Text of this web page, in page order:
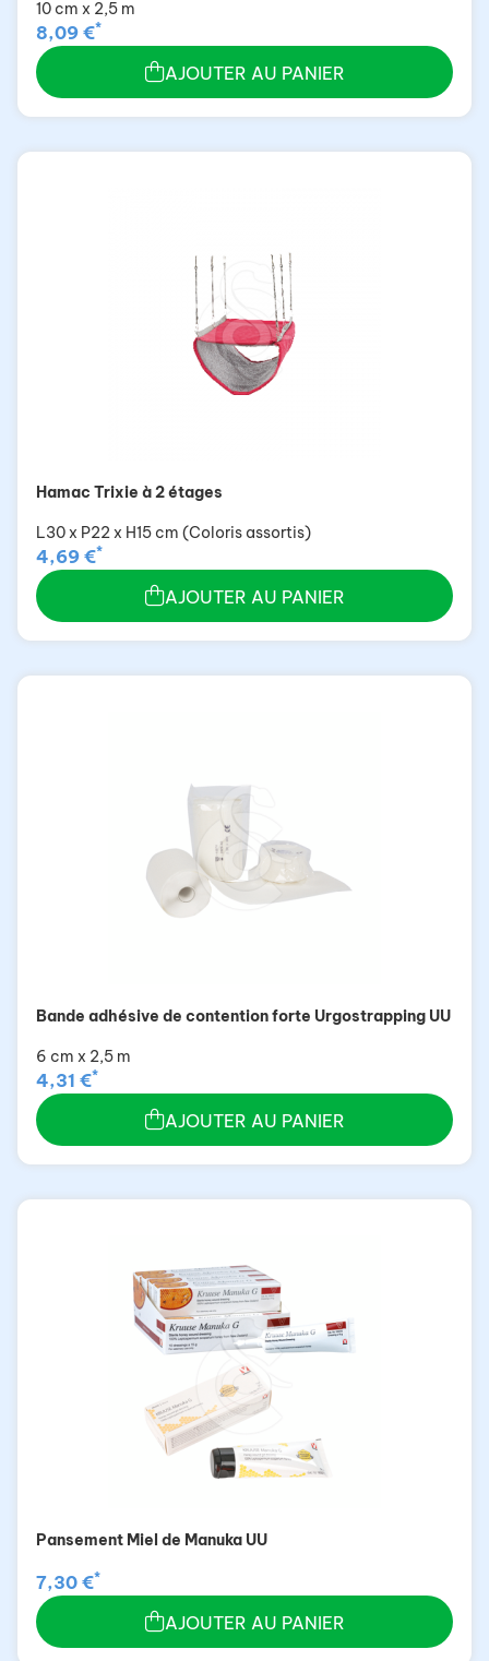
10 cm x 2,5 m
8,09 €*
AJOUTER AU PANIER
Hamac Trixie à 2 étages
L30 x P22 x H15 cm (Coloris assortis)
4,69 €*
AJOUTER AU PANIER
Bande adhésive de contention forte Urgostrapping UU
6 cm x 2,5 m
4,31 €*
AJOUTER AU PANIER
Pansement Miel de Manuka UU
7,30 €*
AJOUTER AU PANIER